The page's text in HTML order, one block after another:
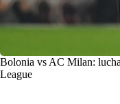
Bolonia vs AC Milan:
League